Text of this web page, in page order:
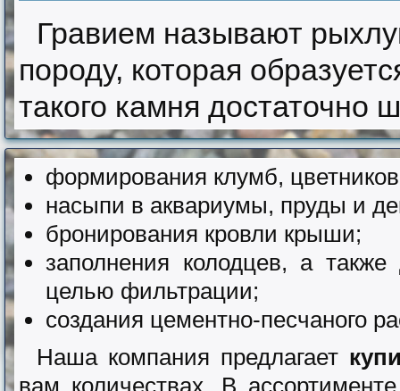
Гравием называют
породу, которая
такого камня достаточно
формирования клумб,
насыпи в аквариумы, пруды и
бронирования кровли крыши;
заполнения колодцев, а
целью фильтрации;
создания цементно-песчаного
Наша компания предлагает
вам количествах. В